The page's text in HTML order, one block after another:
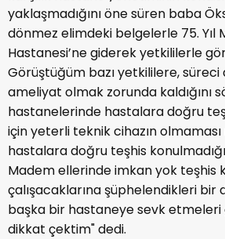
yaklaşmadığını öne süren baba
dönmez elimdeki belgelerle 75. Yıl
Hastanesi’ne giderek yetkililerle
Görüştüğüm bazı yetkililere,
ameliyat olmak zorunda kaldığını
hastanelerinde hastalara doğru
için yeterli teknik cihazın
hastalara doğru teşhis
Madem ellerinde imkan yok teşhis
çalışacaklarına şüphelendikleri bir
başka bir hastaneye sevk
dikkat çektim" dedi.